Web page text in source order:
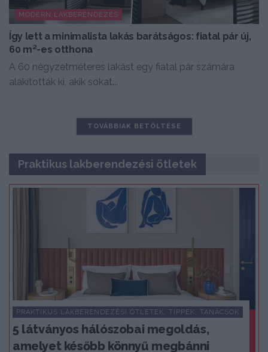
MODERN LAKBERENDEZÉS
Így lett a minimalista lakás barátságos: fiatal pár új,
60 m²-es otthona
A 60 négyzetméteres lakást egy fiatal pár számára
alakították ki, akik sokat...
TOVÁBBIAK BETÖLTÉSE
Praktikus lakberendezési ötletek
PRAKTIKUS LAKBERENDEZÉSI ÖTLETEK, TIPPEK, TANÁCSOK
5 látványos hálószobai megoldás,
amelyet később könnyű megbánni